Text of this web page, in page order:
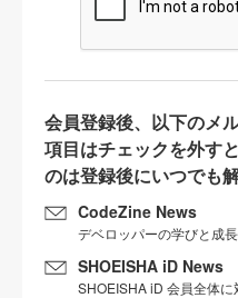
会員登録後、以下のメ
項目はチェックを外す
のは登録後にいつでも
CodeZine News
デベロッパーの学びと成
SHOEISHA iD News
SHOEISHA iD 会員全体